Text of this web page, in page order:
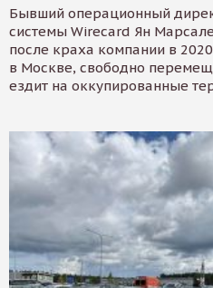
Бывший операционный
системы Wirecard Ян
после краха компании в
в Москве, свободно
ездит на оккупированные